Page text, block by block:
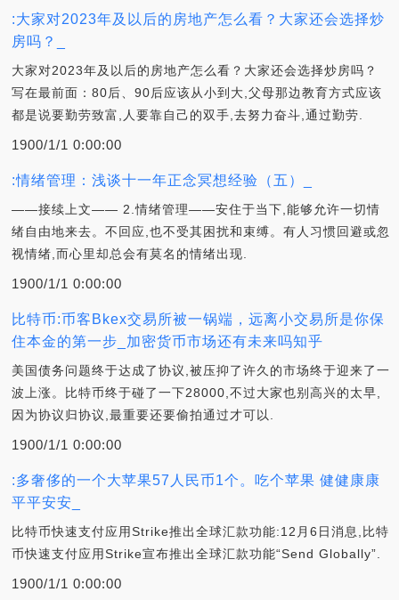
:大家对2023年及以后的房地产怎么看？大家还会选择炒
房吗？_
大家对2023年及以后的房地产怎么看？大家还会选择炒房吗？
写在最前面：80后、90后应该从小到大,父母那边教育方式应该
都是说要勤劳致富,人要靠自己的双手,去努力奋斗,通过勤劳.
1900/1/1 0:00:00
:情绪管理：浅谈十一年正念冥想经验（五）_
——接续上文—— 2.情绪管理——安住于当下,能够允许一切情
绪自由地来去。不回应,也不受其困扰和束缚。有人习惯回避或忽
视情绪,而心里却总会有莫名的情绪出现.
1900/1/1 0:00:00
比特币:币客Bkex交易所被一锅端，远离小交易所是你保
住本金的第一步_加密货币市场还有未来吗知乎
美国债务问题终于达成了协议,被压抑了许久的市场终于迎来了一
波上涨。比特币终于碰了一下28000,不过大家也别高兴的太早,
因为协议归协议,最重要还要偷拍通过才可以.
1900/1/1 0:00:00
:多奢侈的一个大苹果57人民币1个。吃个苹果 健健康康
平平安安_
比特币快速支付应用Strike推出全球汇款功能:12月6日消息,比特
币快速支付应用Strike宣布推出全球汇款功能“Send Globally”.
1900/1/1 0:00:00